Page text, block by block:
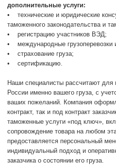
дополнительные услуги:
• технические и юридические
таможенного законодательства и
• регистрацию участников ВЭД;
• международные грузоперевозки
• страхование груза;
• сертификацию.
Наши специалисты рассчитают для
России именно вашего груза, с
ваших пожеланий. Компания
контракт, так и под контракт
таможенные услуги «под ключ»,
сопровождение товара на любом
предоставляется персональный
индивидуальный подход и
заказчика о состоянии его груза.